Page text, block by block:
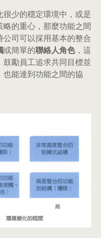
少的穩定環境中，或是
略的重心，那麼功能之間
公司可以採用基本的整合
或簡單的聯絡人角色，這
勵員工追求共同目標並
也能達到功能之間的協